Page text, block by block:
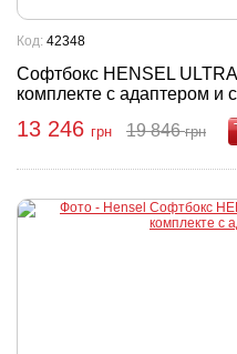
Софтбокс HENSEL
комплекте с адаптером и
Код: 42348
13 246 грн 19 846грн